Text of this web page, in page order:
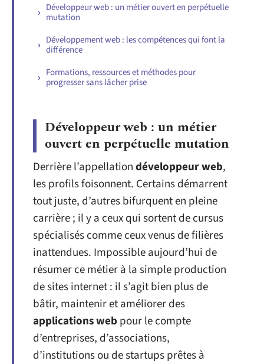
Développeur web : un métier ouvert en perpétuelle
mutation
Développement web : les compétences qui font la
différence
Formations, ressources et méthodes pour
progresser sans lâcher prise
Développeur web : un métier
ouvert en perpétuelle mutation
Derrière l’appellationdéveloppeur web,
les profils foisonnent. Certains démarrent
tout juste, d’autres bifurquent en pleine
carrière ; il y a ceux qui sortent de cursus
spécialisés comme ceux venus de filières
inattendues. Impossible aujourd’hui de
résumer ce métier à la simple production
de sites internet : il s’agit bien plus de
bâtir, maintenir et améliorer des
applications web pour le compte
d’entreprises, d’associations,
d’institutions ou de startups prêtes à